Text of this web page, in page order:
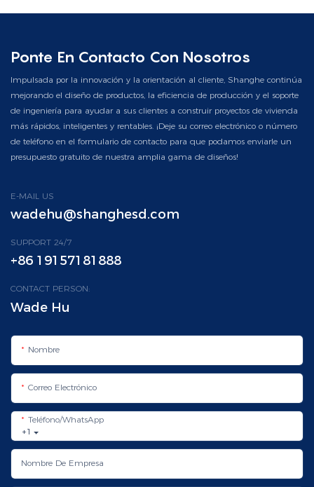
Ponte En Contacto Con Nosotros
Impulsada por la innovación y la orientación al cliente, Shanghe continúa
mejorando el diseño de productos, la eficiencia de producción y el soporte
de ingeniería para ayudar a sus clientes a construir proyectos de vivienda
más rápidos, inteligentes y rentables. ¡Deje su correo electrónico o número
de teléfono en el formulario de contacto para que podamos enviarle un
presupuesto gratuito de nuestra amplia gama de diseños!
E-MAIL US
wadehu@shanghesd.com
SUPPORT 24/7
+86 19157181888
CONTACT PERSON:
Wade Hu
Nombre
Correo Electrónico
+1
Teléfono/WhatsApp
Nombre De Empresa